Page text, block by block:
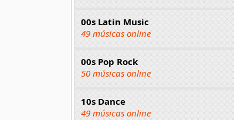
00s Latin Music
49 músicas online
00s Pop Rock
50 músicas online
10s Dance
49 músicas online